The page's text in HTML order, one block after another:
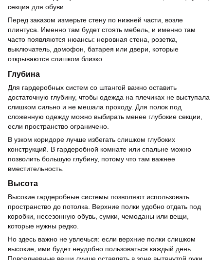
секция для обуви.
Перед заказом измерьте стену по нижней части, возле
плинтуса. Именно там будет стоять мебель, и именно там
часто появляются нюансы: неровная стена, розетка,
выключатель, домофон, батарея или двери, которые
открываются слишком близко.
Глубина
Для гардеробных систем со штангой важно оставить
достаточную глубину, чтобы одежда на плечиках не выступала
слишком сильно и не мешала проходу. Для полок под
сложенную одежду можно выбирать менее глубокие секции,
если пространство ограничено.
В узком коридоре лучше избегать слишком глубоких
конструкций. В гардеробной комнате или спальне можно
позволить большую глубину, потому что там важнее
вместительность.
Высота
Высокие гардеробные системы позволяют использовать
пространство до потолка. Верхние полки удобно отдать под
коробки, несезонную обувь, сумки, чемоданы или вещи,
которые нужны редко.
Но здесь важно не увлечься: если верхние полки слишком
высокие, ими будет неудобно пользоваться каждый день.